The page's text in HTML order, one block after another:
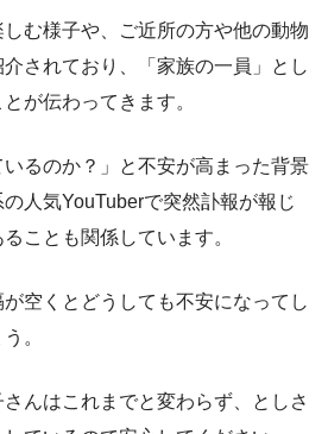
む様子や、ご近所の方や他の動物
されており、「家族の一員」とし
が伝わってきます。
るのか？」と不安が高まった背景
人気YouTuberで突然訃報が報じ
ことも関係しています。
空くとどうしても不安になってし
。
んはこれまでと変わらず、としさ